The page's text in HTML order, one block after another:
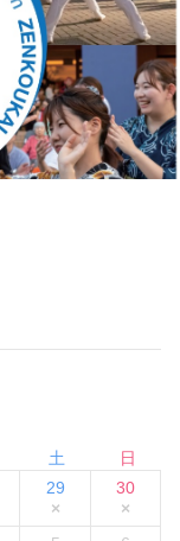
土
日
29
×
30
×